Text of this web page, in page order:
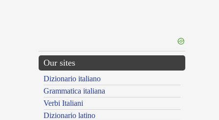
Our sites
Dizionario italiano
Grammatica italiana
Verbi Italiani
Dizionario latino